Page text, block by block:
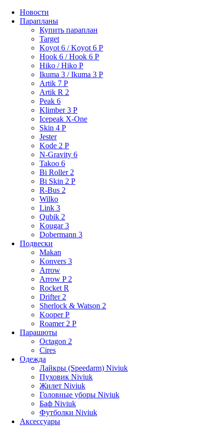
Новости
Парапланы
Купить параплан
Target
Koyot 6 / Koyot 6 P
Hook 6 / Hook 6 P
Hiko / Hiko P
Ikuma 3 / Ikuma 3 P
Artik 7 P
Artik R 2
Peak 6
Klimber 3 P
Icepeak X-One
Skin 4 P
Jester
Kode 2 P
N-Gravity 6
Takoo 6
Bi Roller 2
Bi Skin 2 P
R-Bus 2
Wilko
Link 3
Qubik 2
Kougar 3
Dobermann 3
Подвески
Makan
Konvers 3
Arrow
Arrow P 2
Rocket R
Drifter 2
Sherlock & Watson 2
Kooper P
Roamer 2 P
Парашюты
Octagon 2
Cires
Одежда
Лайкры (Speedarm) Niviuk
Пуховик Niviuk
Жилет Niviuk
Головные уборы Niviuk
Баф Niviuk
Футболки Niviuk
Аксессуары